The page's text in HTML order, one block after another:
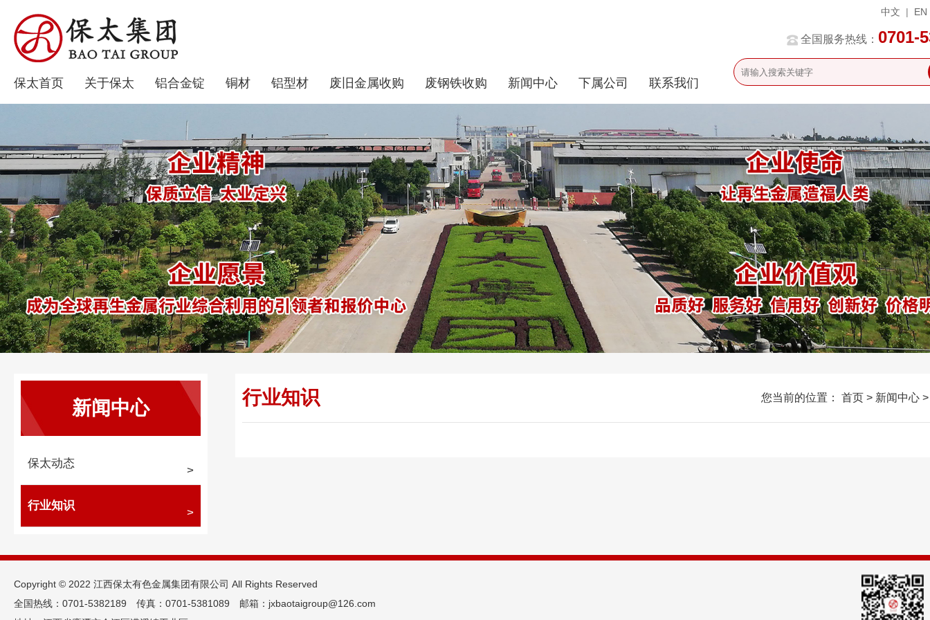
保太首页 关于保太 铝合金锭 铜材 铝型材 废旧金属收购 废钢铁收购 新闻中心 下属公司 联系我们
中文 | EN
全国服务热线： 0701-
新闻中心
保太动态
行业知识
行业知识 您当前的位置： 首页 > 新闻中心
Copyright © 2022 江西保太有色金属集团有限公司 All Rights Reserved
全国热线：0701-5382189 传真：0701-5381089 邮箱：jxbaotaigroup@126.com